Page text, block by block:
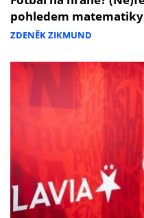
pohledem matematiky
ZDENĚK ZIKMUND